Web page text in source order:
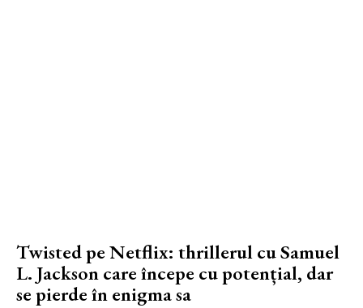
Twisted pe Netflix: thrillerul cu Samuel
L. Jackson care începe cu potențial, dar
se pierde în enigma sa